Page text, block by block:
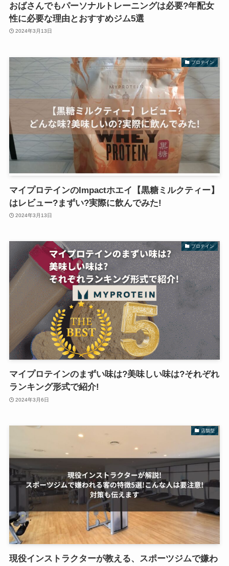
おばさんでもパーソナルトレーニングは必要?年配女
性に必要な理由とおすすめジム5選
2024年3月13日
プロテイン
マイプロテインのImpactホエイ【黒糖ミルクティー】
はレビュー?まずい?実際に飲んでみた!
2024年3月13日
プロテイン
マイプロテインのまずい味は?美味しい味は?それぞれ
ランキング形式で紹介!
2024年3月6日
店舗型
現役インストラクターが教える、スポーツジムで嫌わ